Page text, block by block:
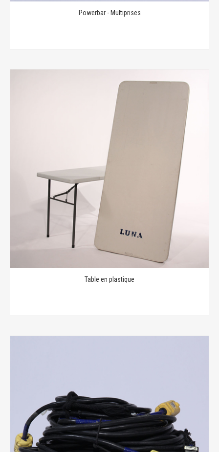
Powerbar - Multiprises
Table en plastique